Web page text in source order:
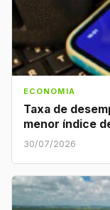
ECONOMIA
Taxa de
menor índice
30/07/2026